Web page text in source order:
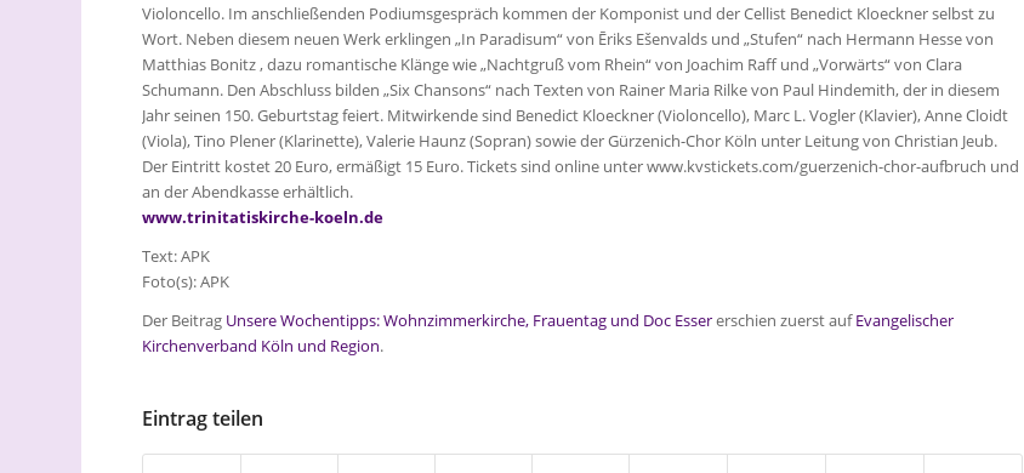
Violoncello. Im anschließenden Podiumsgespräch kommen der Komponist und der Cellist Benedict Kloeckner selbst zu
Wort. Neben diesem neuen Werk erklingen „In Paradisum“ von Ēriks Ešenvalds und „Stufen“ nach Hermann Hesse von
Matthias Bonitz , dazu romantische Klänge wie „Nachtgruß vom Rhein“ von Joachim Raff und „Vorwärts“ von Clara
Schumann. Den Abschluss bilden „Six Chansons“ nach Texten von Rainer Maria Rilke von Paul Hindemith, der in diesem
Jahr seinen 150. Geburtstag feiert. Mitwirkende sind Benedict Kloeckner (Violoncello), Marc L. Vogler (Klavier), Anne Cloidt
(Viola), Tino Plener (Klarinette), Valerie Haunz (Sopran) sowie der Gürzenich-Chor Köln unter Leitung von Christian Jeub.
Der Eintritt kostet 20 Euro, ermäßigt 15 Euro. Tickets sind online unter www.kvstickets.com/guerzenich-chor-aufbruch und
an der Abendkasse erhältlich.
www.trinitatiskirche-koeln.de
Text: APK
Foto(s): APK
Der Beitrag Unsere Wochentipps: Wohnzimmerkirche, Frauentag und Doc Essererschien zuerst aufEvangelischer
Kirchenverband Köln und Region.
Eintrag teilen